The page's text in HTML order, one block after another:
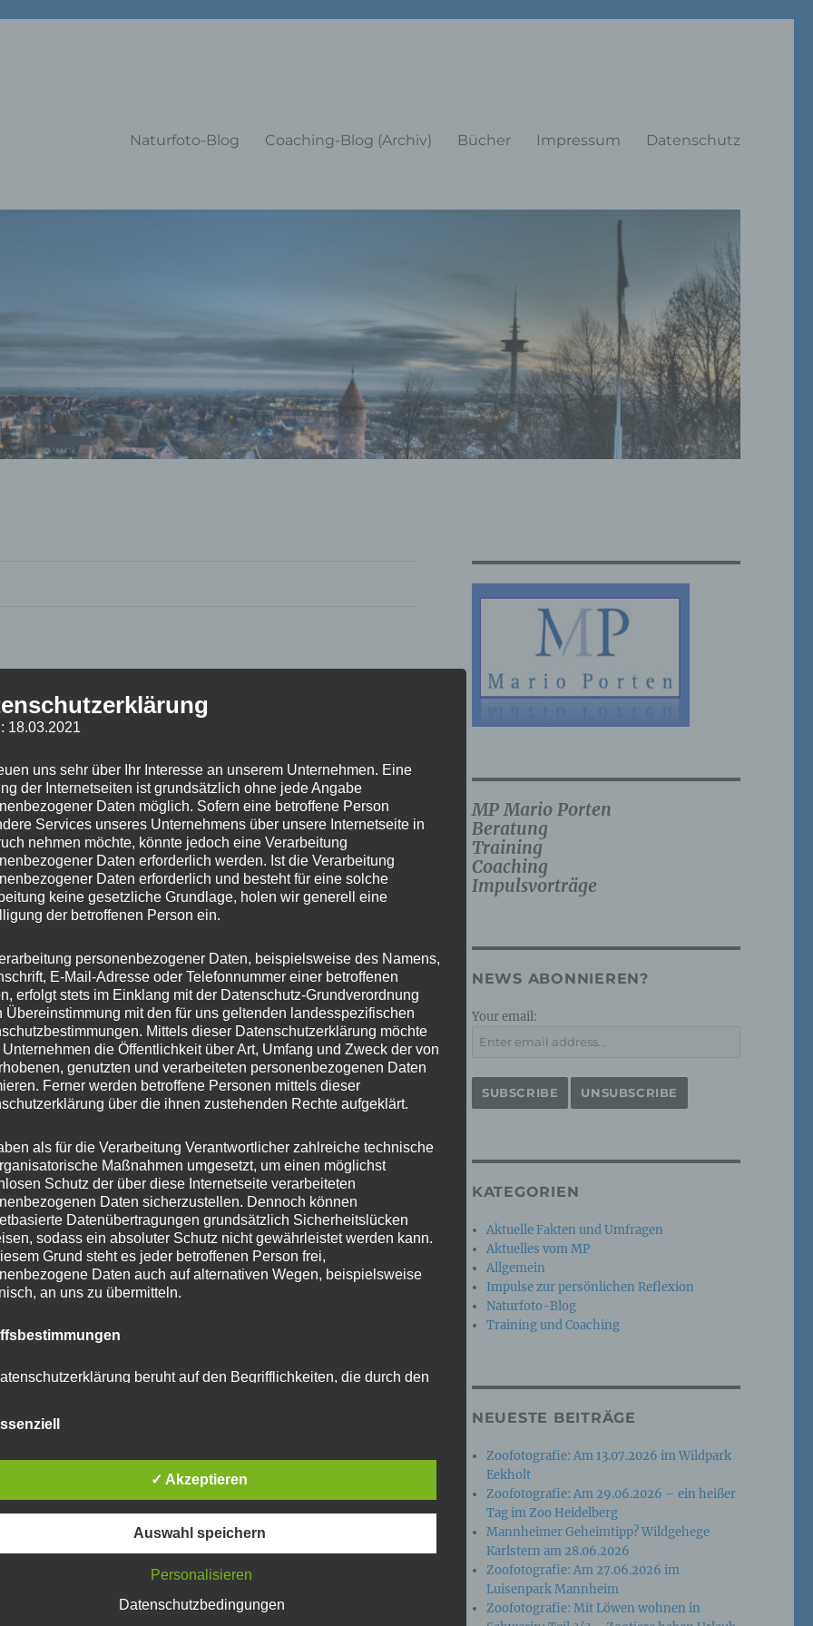
Naturfoto-Blog Coaching-Blog (Archiv) Bücher Impressum Datenschutz
abzugeben.
reduzieren.
MP Mario Porten
Beratung
Training
Coaching
Impulsvorträge
NEWS ABONNIEREN?
Your email:
KATEGORIEN
Aktuelle Fakten und Umfragen
Aktuelles vom MP
Allgemein
Impulse zur persönlichen Reflexion
Naturfoto-Blog
Training und Coaching
NEUESTE BEITRÄGE
Zoofotografie: Am 13.07.2026 im Wildpark
Eekholt
Zoofotografie: Am 29.06.2026 – ein heißer
Tag im Zoo Heidelberg
Mannheimer Geheimtipp? Wildgehege
Karlstern am 28.06.2026
Zoofotografie: Am 27.06.2026 im
Luisenpark Mannheim
Zoofotografie: Mit Löwen wohnen in
18.03.2021
uns sehr über Ihr Interesse an unserem Unternehmen. Eine
der Internetseiten ist grundsätzlich ohne jede Angabe
Daten möglich. Sofern eine betroffene Person
Services unseres Unternehmens über unsere Internetseite in
nehmen möchte, könnte jedoch eine Verarbeitung
Daten erforderlich werden. Ist die Verarbeitung
Daten erforderlich und besteht für eine solche
keine gesetzliche Grundlage, holen wir generell eine
der betroffenen Person ein.
personenbezogener Daten, beispielsweise des Namens,
E-Mail-Adresse oder Telefonnummer einer betroffenen
erfolgt stets im Einklang mit der Datenschutz-Grundverordnung
Übereinstimmung mit den für uns geltenden landesspezifischen
Mittels dieser Datenschutzerklärung möchte
Unternehmen die Öffentlichkeit über Art, Umfang und Zweck der von
genutzten und verarbeiteten personenbezogenen Daten
Ferner werden betroffene Personen mittels dieser
über die ihnen zustehenden Rechte aufgeklärt.
als für die Verarbeitung Verantwortlicher zahlreiche technische
Maßnahmen umgesetzt, um einen möglichst
Schutz der über diese Internetseite verarbeiteten
Daten sicherzustellen. Dennoch können
Datenübertragungen grundsätzlich Sicherheitslücken
sodass ein absoluter Schutz nicht gewährleistet werden kann.
Grund steht es jeder betroffenen Person frei,
Daten auch auf alternativen Wegen, beispielsweise
an uns zu übermitteln.
beruht auf den Begrifflichkeiten, die durch den
Grundverordnung (DS-GVO) verwendet wurden. Unsere
soll sowohl für die Öffentlichkeit als auch für unsere
gewährleisten, möchten wir vorab die verwendeten
in dieser Datenschutzerklärung unter anderem die
✓ Akzeptieren
Auswahl speichern
Personalisieren
Datenschutzbedingungen